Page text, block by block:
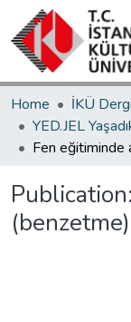
Home
İKÜ
Publication: